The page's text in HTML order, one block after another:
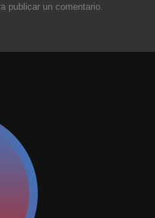
publicar un comentario.